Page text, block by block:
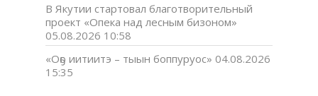
В Якутии стартовал благотворительный
проект «Опека над лесным бизоном»
05.08.2026 10:58
«Оҕо иитиитэ – тыын боппуруос» 04.08.2026
15:35